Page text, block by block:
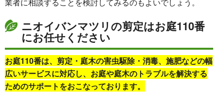
ニオイバンマツリの剪定はお庭110番
にお任せください
お庭110番は、剪定・庭木の害虫駆除・消毒、施肥などの幅
広いサービスに対応し、お庭や庭木のトラブルを解決する
ためのサポートをおこなっております。